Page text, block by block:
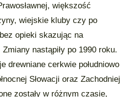
większość
wiejskie kluby czy po
opieki skazując na
nastąpiły po 1990 roku.
drewniane cerkwie południowo
Słowacji oraz Zachodniej
zostały w różnym czasie,